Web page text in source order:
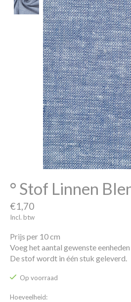
° Stof Linnen
€1,70
Incl. btw
Prijs per 10 cm
Voeg het aantal gewenste
De stof wordt in één stuk geleverd.
Op voorraad
Hoeveelheid: